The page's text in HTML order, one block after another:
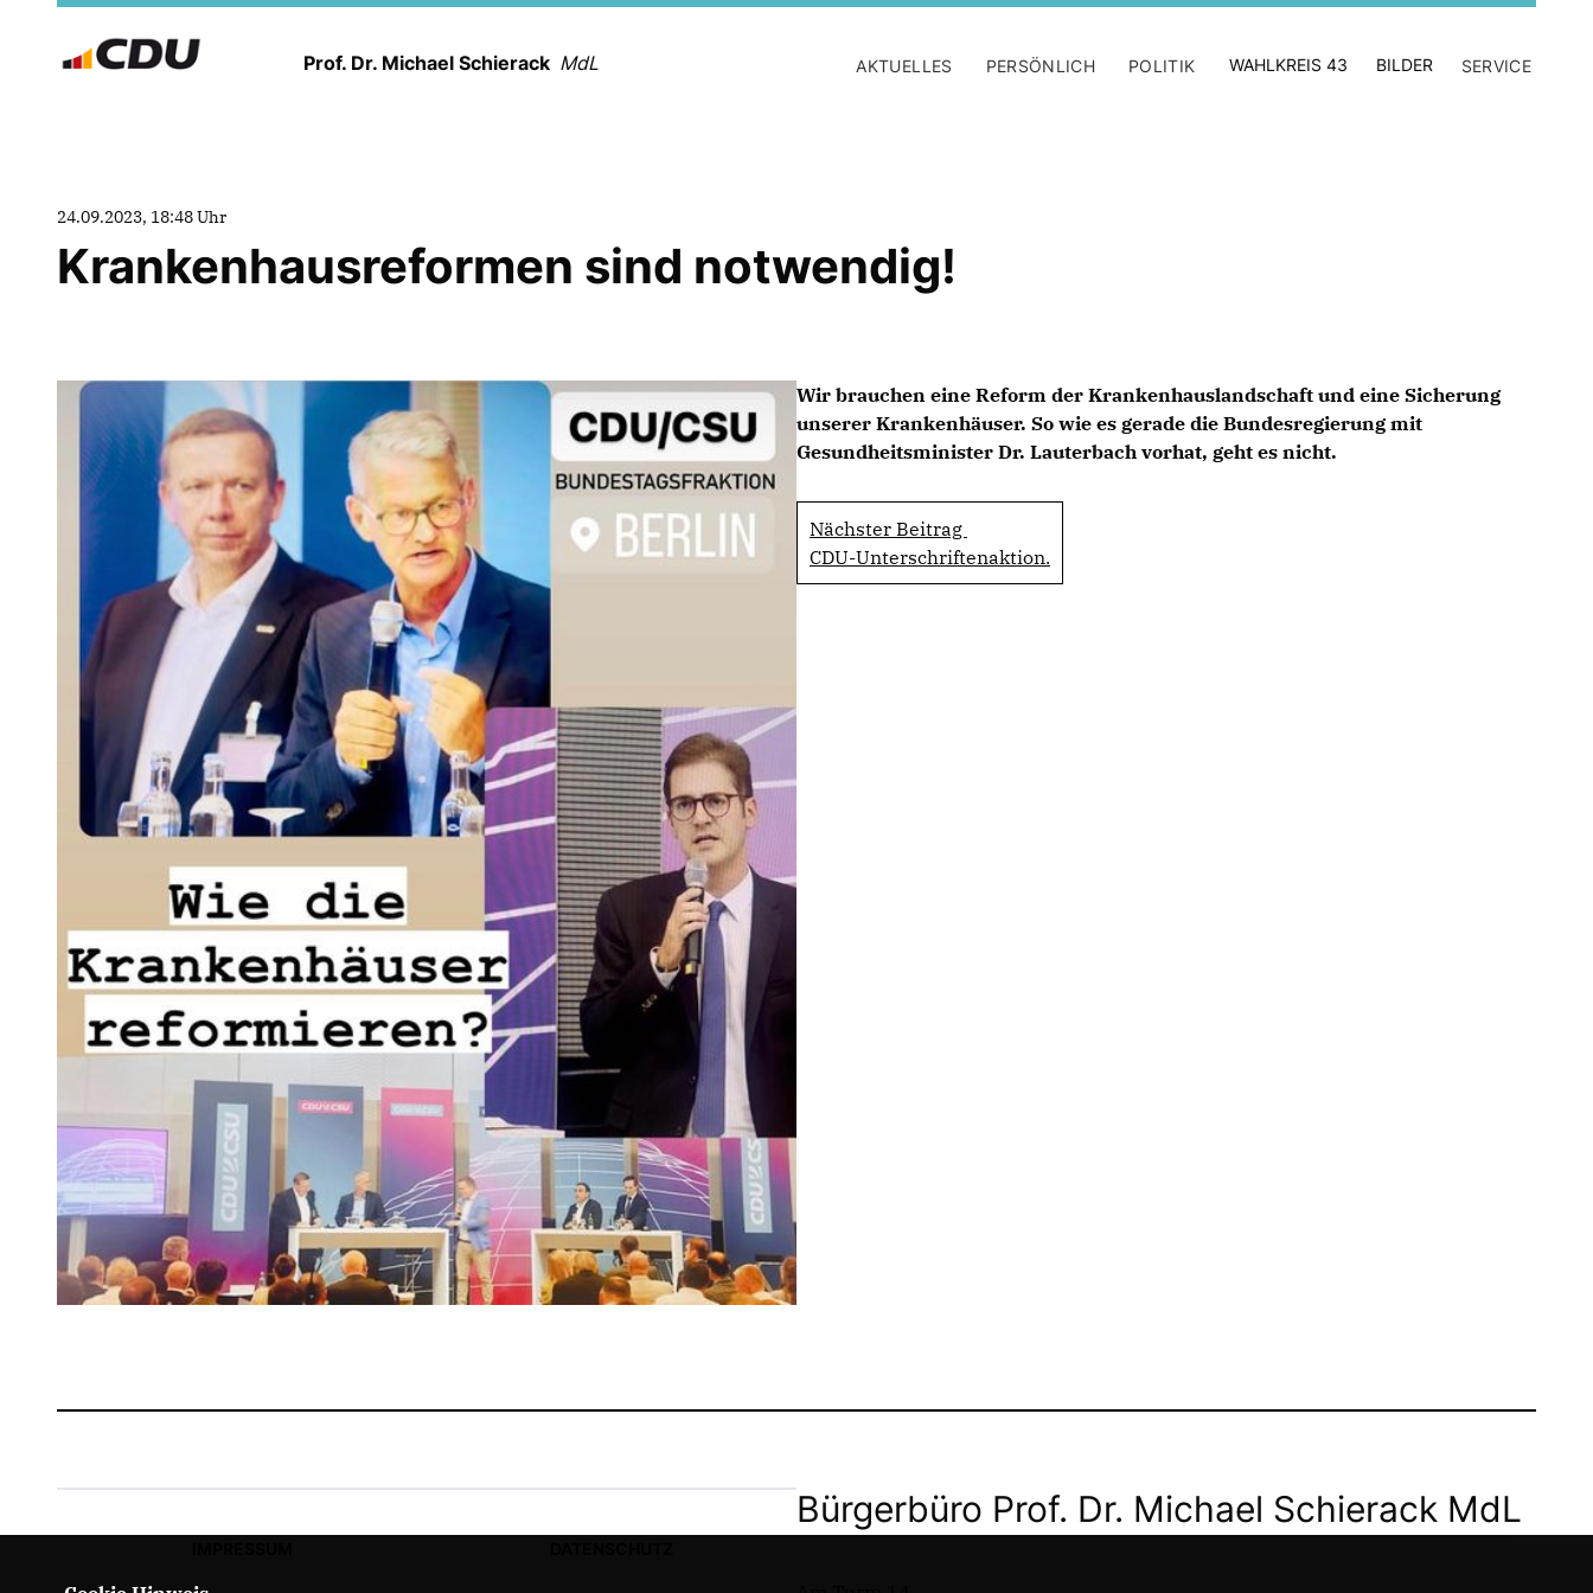
Prof. Dr. Michael Schierack MdL AKTUELLES PERSÖNLICH POLITIK WAHLKREIS 43 BILDER SERVICE
24.09.2023, 18:48 Uhr
Krankenhausreformen sind notwendig!
Wir brauchen eine Reform der Krankenhauslandschaft und eine Sicherung
unserer Krankenhäuser. So wie es gerade die Bundesregierung mit
Gesundheitsminister Dr. Lauterbach vorhat, geht es nicht.
Nächster Beitrag
CDU-Unterschriftenaktion.
Bürgerbüro Prof. Dr. Michael Schierack MdL